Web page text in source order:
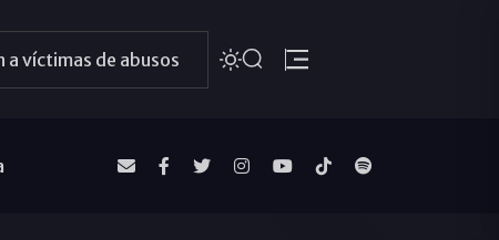
a víctimas de abusos